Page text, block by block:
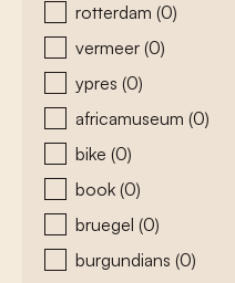
rotterdam (0)
vermeer (0)
ypres (0)
africamuseum (0)
bike (0)
book (0)
bruegel (0)
burgundians (0)